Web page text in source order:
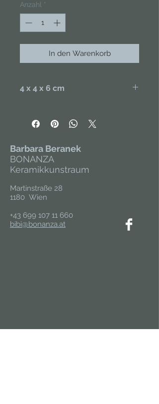
Anzahl *
In den Warenkorb
4 x 4 x 6 cm
handbemalt. Poliert. Teilweise
glasiert und vergoldet.
Barbara Beranek
BONANZA
Keramikkunstraum
Martinstraße 28
1180 Wien
+43 699 107 11 660
bibi@bonanza.at